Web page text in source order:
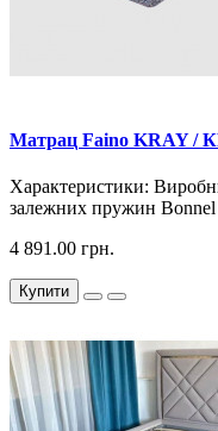
Матрац Faino KRAY /
Характеристики:
залежних пружин
4 891.00 грн.
Купити